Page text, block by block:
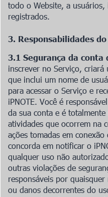
todo o Website, a
registrados.
3. Responsabilidades
3.1 Segurança da conta
inscrever no Serviço, criará
que inclui um nome de
para acessar o Serviço e
iPNOTE. Você é
da sua conta e é
atividades que ocorrem na
ações tomadas em
concorda em notificar o
qualquer uso não
outras violações de
responsáveis por
ou danos decorrentes do